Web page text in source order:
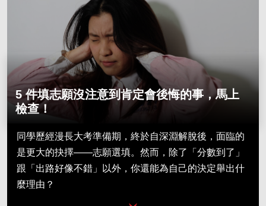
5 件填志願沒注意到肯定會後悔的事，馬上
檢查！
同學歷經漫長大考準備期，終於自深淵解脫後，面臨的
是更大的抉擇——志願選填。然而，除了「分數到了」
跟「出路好像不錯」以外，你還能為自己的決定舉出什
麼理由？